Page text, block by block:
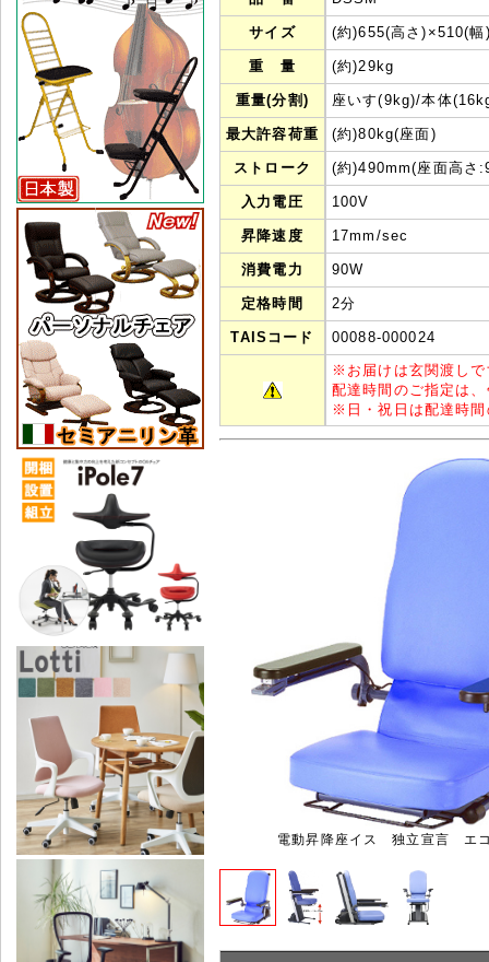
サイズ (約)655(高さ)×510(
重 量 (約)29 kg
重量(分割) 座いす(9kg)/本体
最大許容荷重 (約)80kg(座面)
ストローク (約)490mm(座面高さ
入力電圧 100V
昇降速度 17mm/sec
消費電力 90W
定格時間 2分
TAISコード
00088-000024
※ お届けは玄関渡し
配達時間のご指定は
※ 日・祝日は配達時
電動昇降座イス 独立宣言 エ